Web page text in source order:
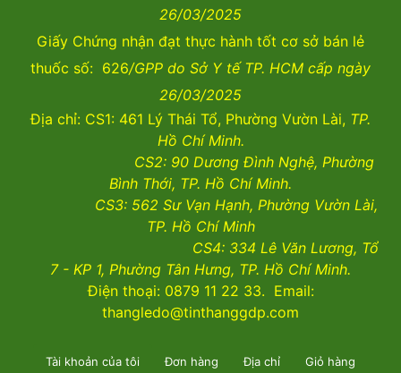
26/03/2025
Giấy Chứng nhận đạt thực hành tốt cơ sở bán lẻ
thuốc số: 626/GPP do Sở Y tế TP. HCM cấp ngày
26/03/2025
Địa chỉ: CS1: 461 Lý Thái Tổ, Phường Vườn Lài, TP.
Hồ Chí Minh.
CS2: 90 Dương Đình Nghệ, Phường
Bình Thới, TP. Hồ Chí Minh.
CS3: 562 Sư Vạn Hạnh, Phường Vườn Lài,
TP. Hồ Chí Minh
CS4: 334 Lê Văn Lương, Tổ
7 - KP 1, Phường Tân Hưng, TP. Hồ Chí Minh.
Điện thoại: 0879 11 22 33. Email:
thangledo@tinthanggdp.com
Tài khoản của tôi Đơn hàng Địa chỉ Giỏ hàng